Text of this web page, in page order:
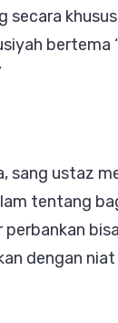
secara
bertema
sang ustaz
tentang
dengan